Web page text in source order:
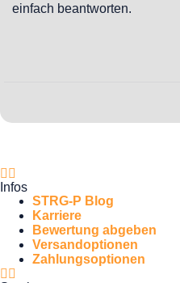
einfach beantworten.
Infos
STRG-P Blog
Karriere
Bewertung abgeben
Versandoptionen
Zahlungsoptionen